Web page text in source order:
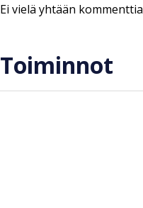
Ei vielä yhtään kommenttia
Toiminnot